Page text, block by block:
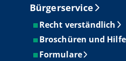
Bürgerservice
Recht verständlich
Broschüren und
Formulare